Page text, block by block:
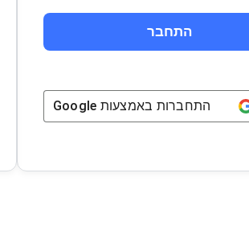
התחברות באמצעותGoogle